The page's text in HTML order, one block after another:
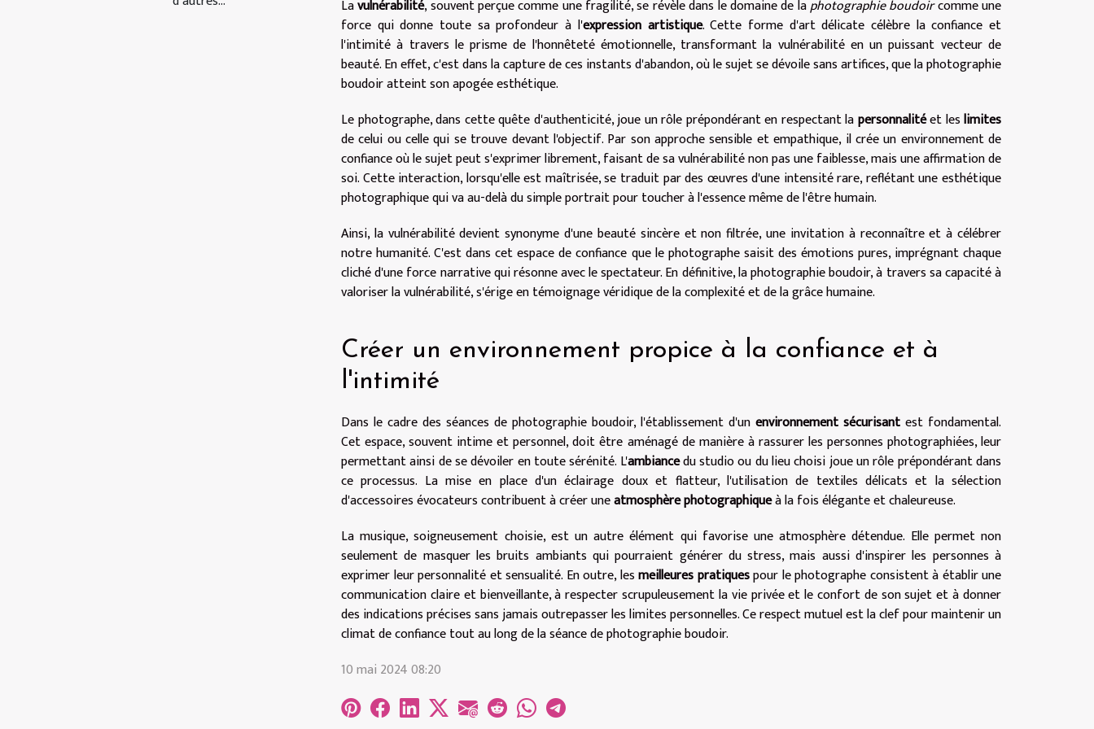
Lavulnérabilité, souvent perçue comme une fragilité, se révèle dans le domaine de laphotographie boudoircomme une
force qui donne toute sa profondeur à l'expression artistique. Cette forme d'art délicate célèbre la confiance et
l'intimité à travers le prisme de l'honnêteté émotionnelle, transformant la vulnérabilité en un puissant vecteur de
beauté. En effet, c'est dans la capture de ces instants d'abandon, où le sujet se dévoile sans artifices, que la photographie
boudoir atteint son apogée esthétique.
Le photographe, dans cette quête d'authenticité, joue un rôle prépondérant en respectant lapersonnalitéet leslimites
de celui ou celle qui se trouve devant l'objectif. Par son approche sensible et empathique, il crée un environnement de
confiance où le sujet peut s'exprimer librement, faisant de sa vulnérabilité non pas une faiblesse, mais une affirmation de
soi. Cette interaction, lorsqu'elle est maîtrisée, se traduit par des œuvres d'une intensité rare, reflétant une esthétique
photographique qui va au-delà du simple portrait pour toucher à l'essence même de l'être humain.
Ainsi, la vulnérabilité devient synonyme d'une beauté sincère et non filtrée, une invitation à reconnaître et à célébrer
notre humanité. C'est dans cet espace de confiance que le photographe saisit des émotions pures, imprégnant chaque
cliché d'une force narrative qui résonne avec le spectateur. En définitive, la photographie boudoir, à travers sa capacité à
valoriser la vulnérabilité, s'érige en témoignage véridique de la complexité et de la grâce humaine.
Créer un environnement propice à la confiance et à
l'intimité
Dans le cadre des séances de photographie boudoir, l'établissement d'un environnement sécurisant est fondamental.
Cet espace, souvent intime et personnel, doit être aménagé de manière à rassurer les personnes photographiées, leur
permettant ainsi de se dévoiler en toute sérénité. L'ambiancedu studio ou du lieu choisi joue un rôle prépondérant dans
ce processus. La mise en place d'un éclairage doux et flatteur, l'utilisation de textiles délicats et la sélection
d'accessoires évocateurs contribuent à créer uneatmosphère photographiqueà la fois élégante et chaleureuse.
La musique, soigneusement choisie, est un autre élément qui favorise une atmosphère détendue. Elle permet non
seulement de masquer les bruits ambiants qui pourraient générer du stress, mais aussi d'inspirer les personnes à
exprimer leur personnalité et sensualité. En outre, lesmeilleures pratiquespour le photographe consistent à établir une
communication claire et bienveillante, à respecter scrupuleusement la vie privée et le confort de son sujet et à donner
des indications précises sans jamais outrepasser les limites personnelles. Ce respect mutuel est la clef pour maintenir un
climat de confiance tout au long de la séance de photographie boudoir.
10 mai 2024 08:20